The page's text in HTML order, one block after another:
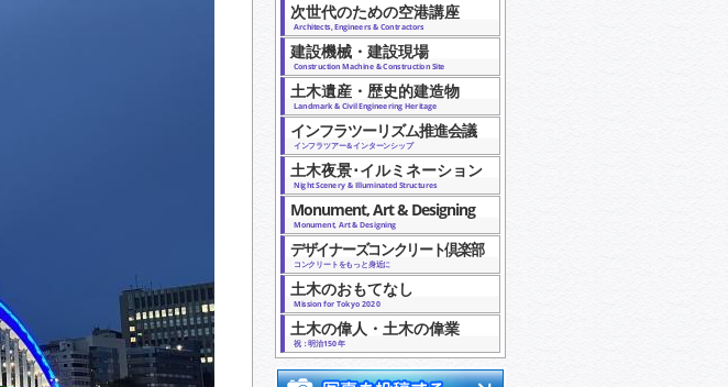
次世代のための空港講座
Architects, Engineers & Contractors
建設機械・建設現場
Construction Machine & Construction Site
土木遺産・歴史的建造物
Landmark & Civil Engineering Heritage
インフラツーリズム推進会議
インフラツアー＆インターンシップ
土木夜景･イルミネーション
Night Scenery & Illuminated Structures
Monument, Art & Designing
Monument, Art & Designing
デザイナーズコンクリート倶楽部
コンクリートをもっと身近に
土木のおもてなし
Mission for Tokyo 2020
土木の偉人・土木の偉業
祝：明治150年